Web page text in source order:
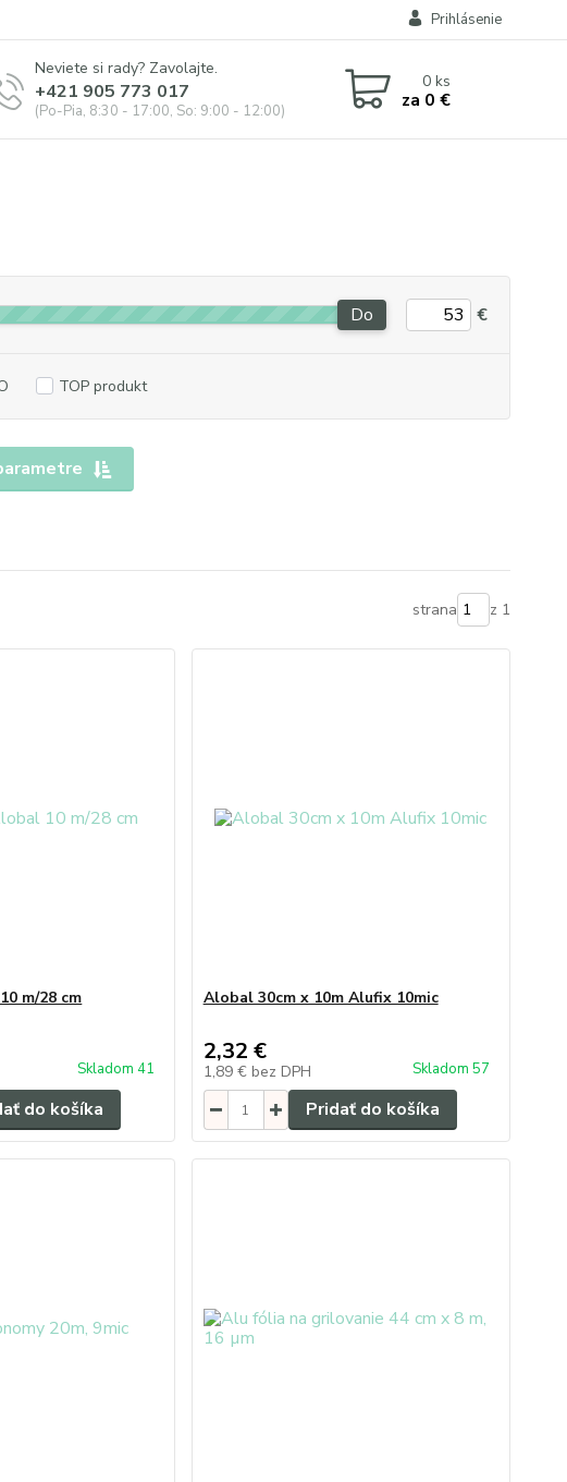
Prihlásenie
Neviete si rady? Zavolajte.
+421 905 773 017
(Po-Pia, 8:30 - 17:00, So: 9:00 - 12:00)
0ks
za 0 €
Do €
TOP produkt
strana z 1
m/28 cm
Skladom 41
do košíka
Alobal 30cm x 10m Alufix 10mic
2,32 €
1,89 € bez DPH Skladom 57
Pridať do košíka